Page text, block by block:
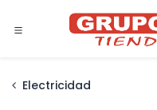
Electricidad